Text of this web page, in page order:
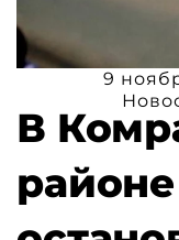
9
В